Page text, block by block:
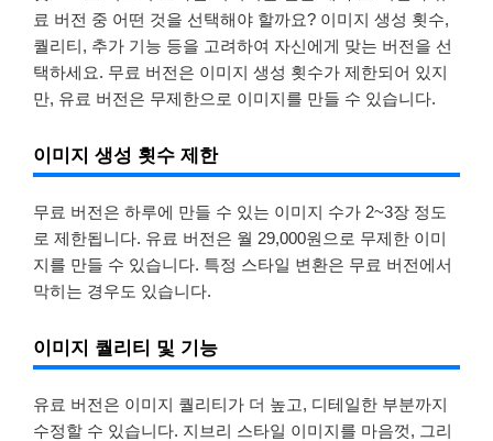
료 버전 중 어떤 것을 선택해야 할까요? 이미지 생성 횟수,
퀄리티, 추가 기능 등을 고려하여 자신에게 맞는 버전을 선
택하세요. 무료 버전은 이미지 생성 횟수가 제한되어 있지
만, 유료 버전은 무제한으로 이미지를 만들 수 있습니다.
이미지 생성 횟수 제한
무료 버전은 하루에 만들 수 있는 이미지 수가 2~3장 정도
로 제한됩니다. 유료 버전은 월 29,000원으로 무제한 이미
지를 만들 수 있습니다. 특정 스타일 변환은 무료 버전에서
막히는 경우도 있습니다.
이미지 퀄리티 및 기능
유료 버전은 이미지 퀄리티가 더 높고, 디테일한 부분까지
수정할 수 있습니다. 지브리 스타일 이미지를 마음껏, 그리